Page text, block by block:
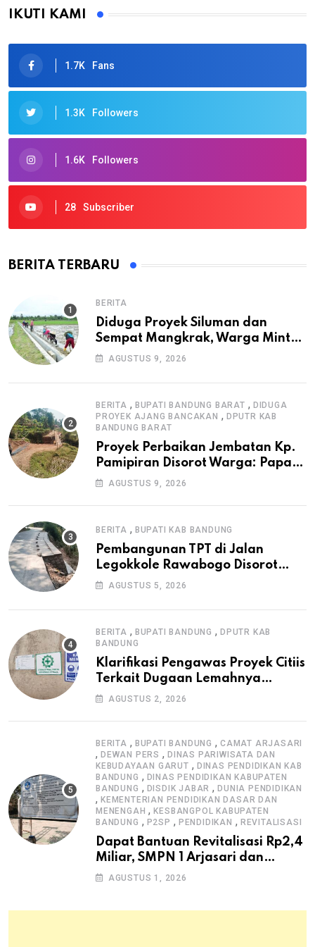
IKUTI KAMI
1.7K Fans
1.3K Followers
1.6K Followers
28 Subscriber
BERITA TERBARU
BERITA
Diduga Proyek Siluman dan
Sempat Mangkrak, Warga Minta
APH Usut Tuntas Pembangunan
AGUSTUS 9, 2026
BERITA , BUPATI BANDUNG BARAT , DIDUGA
PROYEK AJANG BANCAKAN , DPUTR KAB
BANDUNG BARAT
Proyek Perbaikan Jembatan Kp.
Pamipiran Disorot Warga: Papan
Informasi Tak Cantumkan PPK,
AGUSTUS 9, 2026
BERITA , BUPATI KAB BANDUNG
Pembangunan TPT di Jalan
Legokkole Rawabogo Disorot
Warga, Selesai Tanpa Papan
AGUSTUS 5, 2026
BERITA , BUPATI BANDUNG ,DPUTR KAB
BANDUNG
Klarifikasi Pengawas Proyek Citiis
Terkait Dugaan Lemahnya
Pengawasan K3
AGUSTUS 2, 2026
BERITA , BUPATI BANDUNG ,CAMAT ARJASARI
, DEWAN PERS , DINAS PARIWISATA DAN
KEBUDAYAAN GARUT , DINAS PENDIDIKAN KAB
BANDUNG , DINAS PENDIDIKAN KABUPATEN
BANDUNG , DISDIK JABAR ,DUNIA PENDIDIKAN
, KEMENTERIAN PENDIDIKAN DASAR DAN
MENENGAH ,KESBANGPOL KABUPATEN
BANDUNG , P2SP , PENDIDIKAN , REVITALISASI
Dapat Bantuan Revitalisasi Rp2,4
Miliar, SMPN 1 Arjasari dan
Masyarakat Sambut Antusias
AGUSTUS 1, 2026